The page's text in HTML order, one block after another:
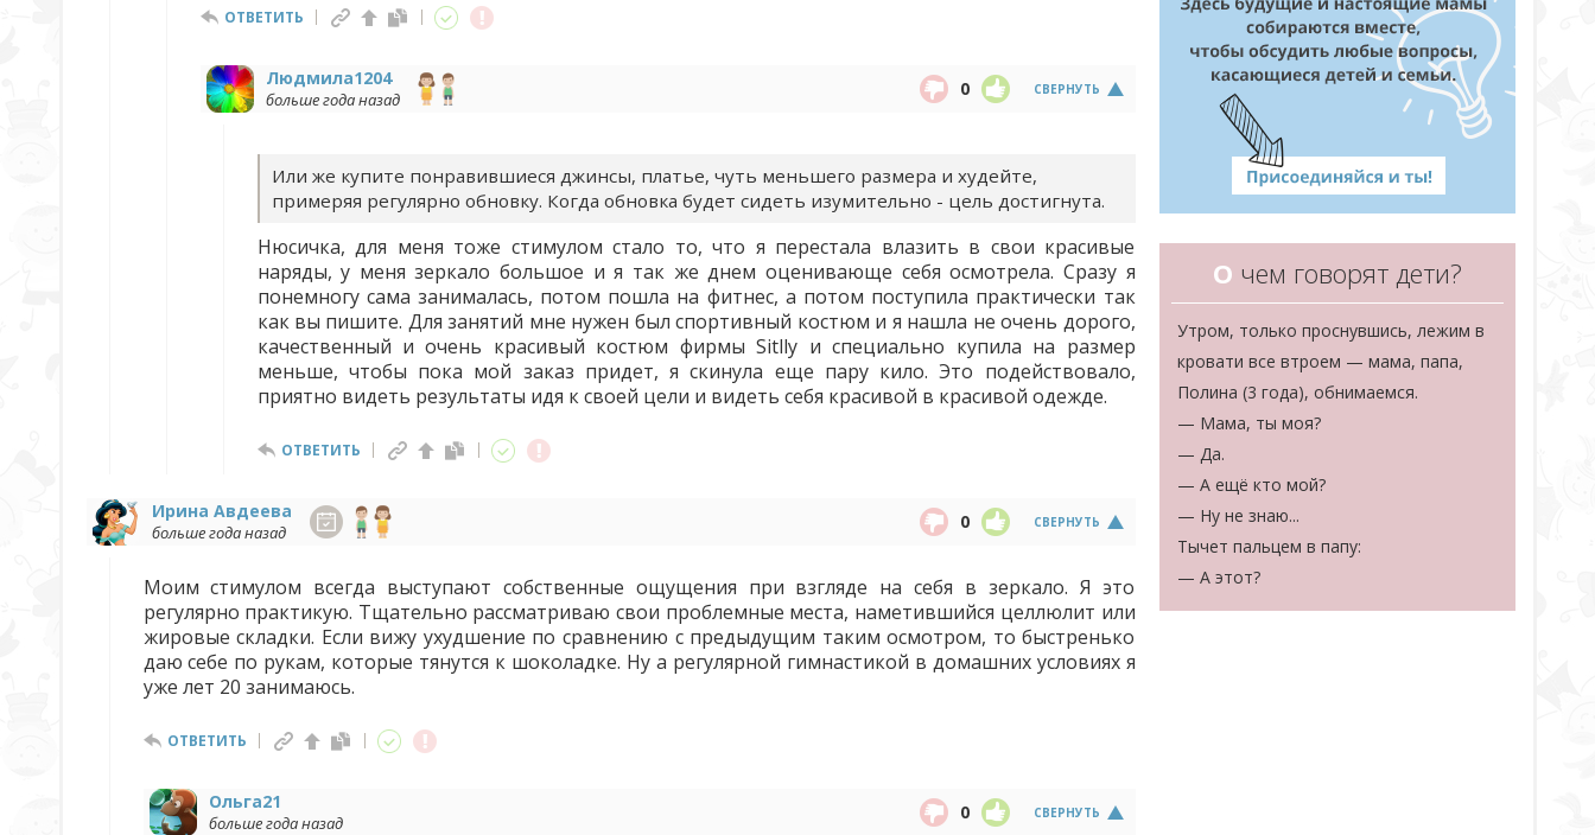
ОТВЕТИТЬ
Людмила1204
больше года назад СВЕРНУТЬ
0
Или же купите понравившиеся джинсы, платье, чуть меньшего размера и худейте,
примеряя регулярно обновку. Когда обновка будет сидеть изумительно - цель достигнута.
Нюсичка, для меня тоже стимулом стало то, что я перестала влазить в свои красивые
наряды, у меня зеркало большое и я так же днем оценивающе себя осмотрела. Сразу я
понемногу сама занималась, потом пошла на фитнес, а потом поступила практически так
как вы пишите. Для занятий мне нужен был спортивный костюм и я нашла не очень дорого,
качественный и очень красивый костюм фирмы Sitlly и специально купила на размер
меньше, чтобы пока мой заказ придет, я скинула еще пару кило. Это подействовало,
приятно видеть результаты идя к своей цели и видеть себя красивой в красивой одежде.
ОТВЕТИТЬ
Ирина Авдеева
больше года назад СВЕРНУТЬ
0
Моим стимулом всегда выступают собственные ощущения при взгляде на себя в зеркало. Я это
регулярно практикую. Тщательно рассматриваю свои проблемные места, наметившийся целлюлит или
жировые складки. Если вижу ухудшение по сравнению с предыдущим таким осмотром, то быстренько
даю себе по рукам, которые тянутся к шоколадке. Ну а регулярной гимнастикой в домашних условиях я
уже лет 20 занимаюсь.
ОТВЕТИТЬ
Ольга21
больше года назад СВЕРНУТЬ
0
О чем говорят дети?
Утром, только проснувшись, лежим в
кровати все втроем — мама, папа,
Полина (3 года), обнимаемся.
— Мама, ты моя?
— Да.
— А ещё кто мой?
— Ну не знаю...
Тычет пальцем в папу:
— А этот?